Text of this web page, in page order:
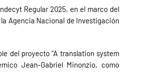
Regular 2025, en el marco del
Agencia Nacional de Investigación
del proyecto “A translation system
Jean-Gabriel Minonzio, como